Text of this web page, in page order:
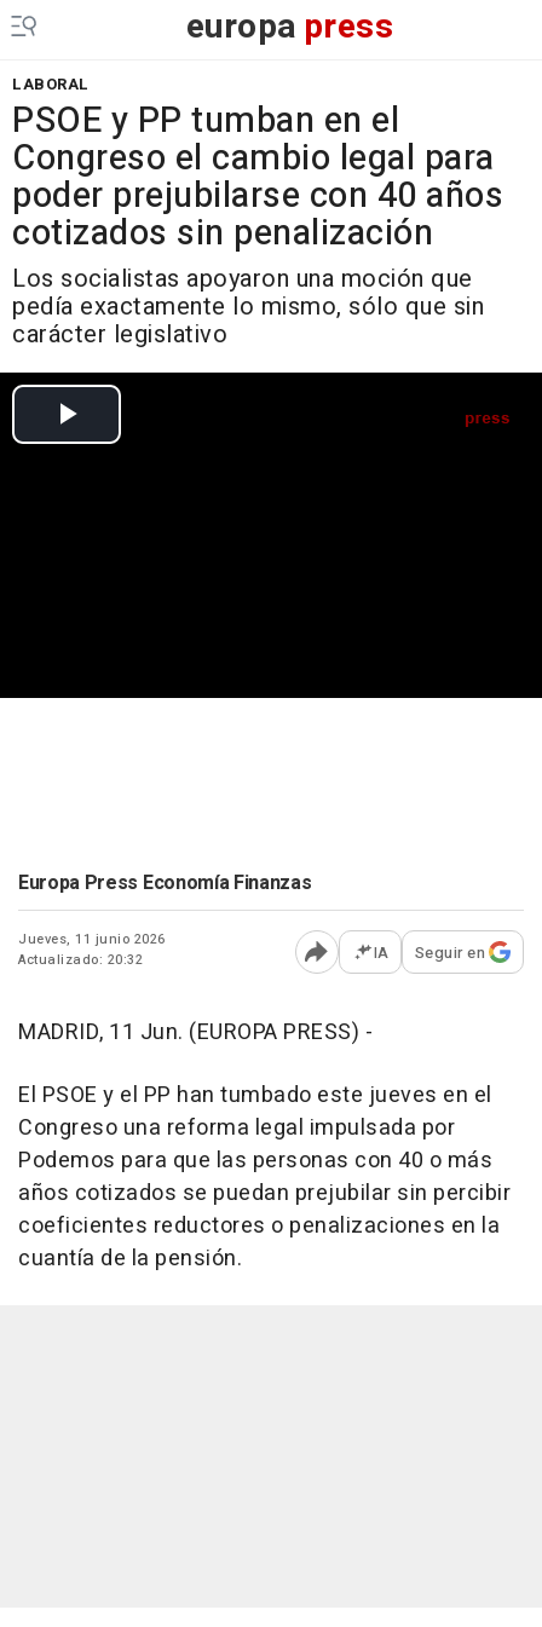
europa press
LABORAL
PSOE y PP tumban en el
Congreso el cambio legal para
poder prejubilarse con 40 años
cotizados sin penalización
Los socialistas apoyaron una moción que
pedía exactamente lo mismo, sólo que sin
carácter legislativo
Europa Press Economía Finanzas
Jueves, 11 junio 2026
Actualizado: 20:32
Abrir opciones para
IA Seguir en
MADRID, 11 Jun. (EUROPA PRESS) -
El PSOE y el PP han tumbado este jueves en el
Congreso una reforma legal impulsada por
Podemos para que las personas con 40 o más
años cotizados se puedan prejubilar sin percibir
coeficientes reductores o penalizaciones en la
cuantía de la pensión.